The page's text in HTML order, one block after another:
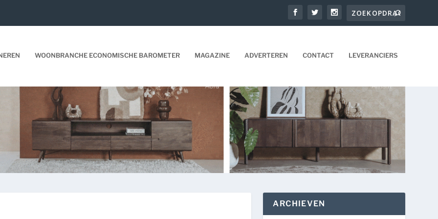
WOONBRANCHE ECONOMISCHE BAROMETER MAGAZINE ADVERTEREN CONTACT LEVERANCIERS
ARCHIEVEN